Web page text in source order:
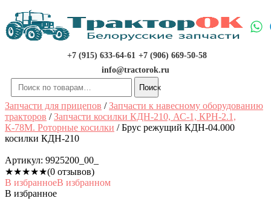
Перейти
содержимому
+7 (915) 633-64-61 +7 (906) 669-50-58
info@tractorok.ru
Искать:
Поиск
Запчасти для прицепов /Запчасти к навесному оборудованию
тракторов /Запчасти косилки КДН-210, АС-1, КРН-2.1,
К-78М. Роторные косилки / Брус режущий КДН-04.000
косилки КДН-210
Артикул: 9925200_00_
★★★★★(0 отзывов)
В избранноеВ избранном
В избранное